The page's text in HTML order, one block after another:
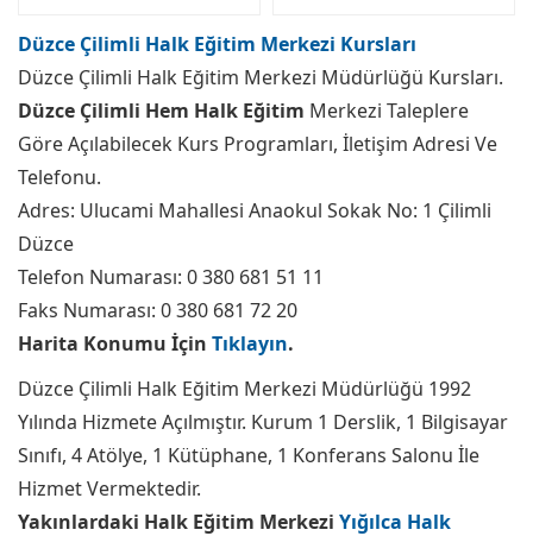
Düzce Çilimli Halk Eğitim Merkezi Kursları
Düzce Çilimli Halk Eğitim Merkezi Müdürlüğü Kursları.
Düzce Çilimli Hem Halk Eğitim Merkezi Taleplere
Göre Açılabilecek Kurs Programları, İletişim Adresi Ve
Telefonu.
Adres: Ulucami Mahallesi Anaokul Sokak No: 1 Çilimli
Düzce
Telefon Numarası: 0 380 681 51 11
Faks Numarası: 0 380 681 72 20
Harita Konumu İçin Tıklayın.
Düzce Çilimli Halk Eğitim Merkezi Müdürlüğü 1992
Yılında Hizmete Açılmıştır. Kurum 1 Derslik, 1 Bilgisayar
Sınıfı, 4 Atölye, 1 Kütüphane, 1 Konferans Salonu İle
Hizmet Vermektedir.
Yakınlardaki Halk Eğitim Merkezi Yığılca Halk